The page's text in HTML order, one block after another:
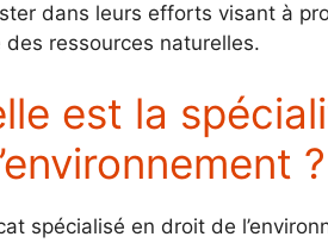
dans leurs efforts visant à
des ressources naturelles.
est la
?
spécialisé en droit de